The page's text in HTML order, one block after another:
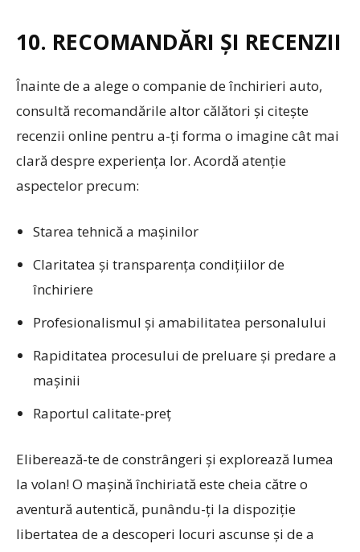
10. RECOMANDĂRI ȘI RECENZII
Înainte de a alege o companie de închirieri auto,
consultă recomandările altor călători și citește
recenzii online pentru a-ți forma o imagine cât mai
clară despre experiența lor. Acordă atenție
aspectelor precum:
Starea tehnică a mașinilor
Claritatea și transparența condițiilor de
închiriere
Profesionalismul și amabilitatea personalului
Rapiditatea procesului de preluare și predare a
mașinii
Raportul calitate-preț
Eliberează-te de constrângeri și explorează lumea
la volan! O mașină închiriată este cheia către o
aventură autentică, punându-ți la dispoziție
libertatea de a descoperi locuri ascunse și de a